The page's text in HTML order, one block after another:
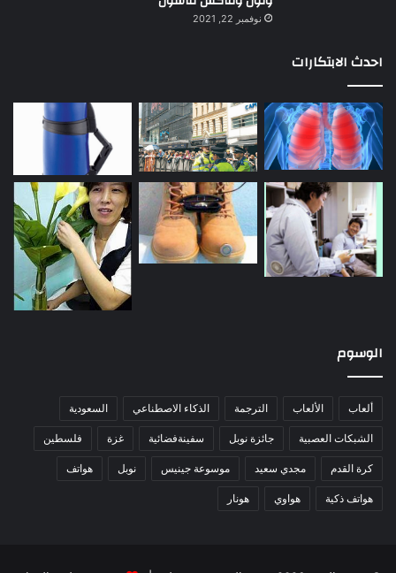
نوفمبر 22, 2021
احدث الابتكارات
الوسوم
ألعاب الألعاب الترجمة الذكاء الاصطناعي السعودية
الشبكات العصبية جائزة نوبل سفينةفضائية غزة فلسطين
كرة القدم مجدي سعيد موسوعة جينيس نوبل هواتف
هواتف ذكية هواوي هونار